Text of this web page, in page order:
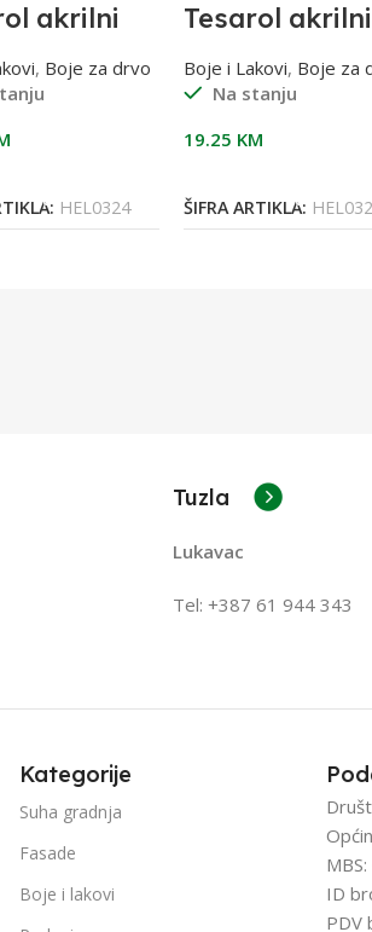
akrilni
, Boje za drvo
HEL0324
Tesarol akrilni
0,75l
Boje i Lakovi, Boje za
Na stanju
19.25 KM
ŠIFRA ARTIKLA:
Tuzla
Lukavac
Tel: +387 61 944 343
Kategorije
Suha gradnja
Fasade
Boje i lakovi
ID
PDV